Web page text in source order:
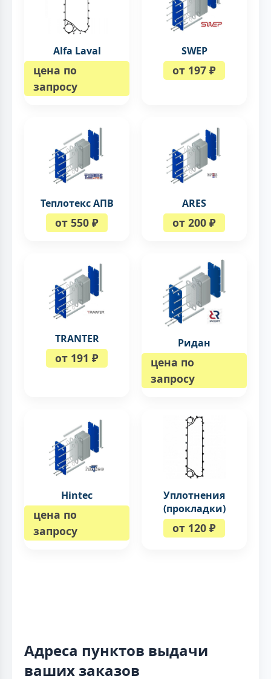
Alfa Laval
цена по
запросу
SWEP
от 197 ₽
Теплотекс АПВ
от 550 ₽
ARES
от 200 ₽
TRANTER
от 191 ₽
Ридан
цена по
запросу
Hintec
цена по
запросу
Уплотнения
(прокладки)
от 120 ₽
Адреса пунктов выдачи
ваших заказов